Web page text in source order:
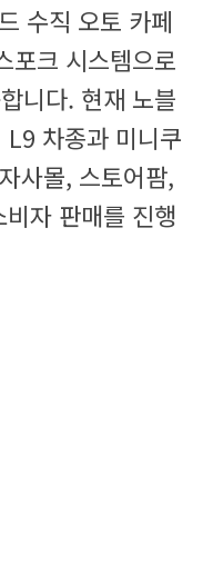
수직 오토 카페
포크 시스템으로
니다. 현재 노블
차종과 미니쿠
사몰, 스토어팜,
자 판매를 진행